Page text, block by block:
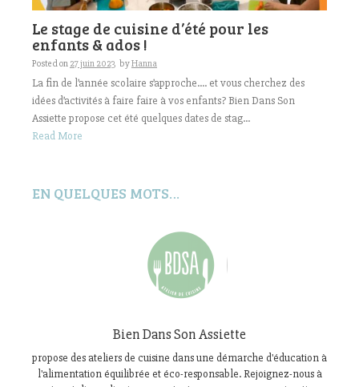
Le stage de cuisine d’été pour les
enfants & ados !
Posted on 27 juin 2023 byHanna
La fin de l’année scolaire s’approche…. et vous cherchez des
idées d’activités à faire faire à vos enfants? Bien Dans Son
Assiette propose cet été quelques dates de stag...
Read More
EN QUELQUES MOTS…
Bien Dans Son Assiette
propose des ateliers de cuisine dans une démarche d'éducation à
l'alimentation équilibrée et éco-responsable. Rejoignez-nous à